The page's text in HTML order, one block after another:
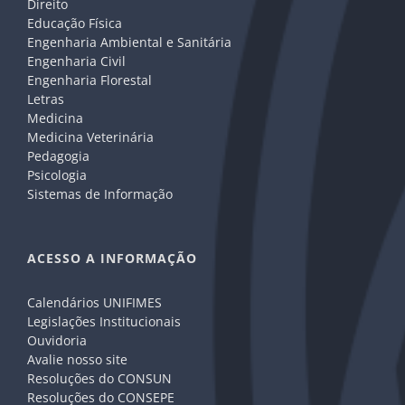
Direito
Educação Física
Engenharia Ambiental e Sanitária
Engenharia Civil
Engenharia Florestal
Letras
Medicina
Medicina Veterinária
Pedagogia
Psicologia
Sistemas de Informação
ACESSO A INFORMAÇÃO
Calendários UNIFIMES
Legislações Institucionais
Ouvidoria
Avalie nosso site
Resoluções do CONSUN
Resoluções do CONSEPE